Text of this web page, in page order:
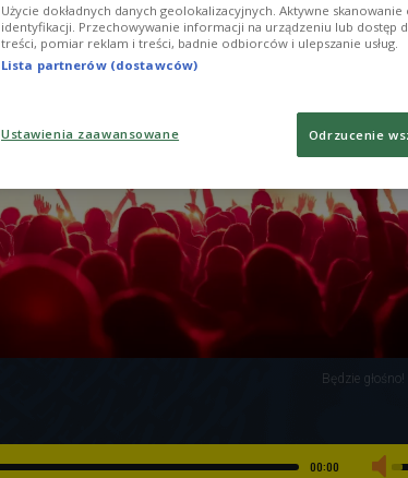
Będzie głośno!
00:00
Użycie dokładnych danych geolokalizacyjnych. Aktywne
identyfikacji. Przechowywanie informacji na urządzeniu lub dostęp
treści, pomiar reklam i treści, badnie odbiorców i ulepszanie usług.
Lista partnerów (dostawców)
Ustawienia zaawansowane Odrzucenie